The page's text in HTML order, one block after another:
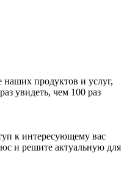
наших продуктов и услуг,
увидеть, чем 100 раз
к интересующему вас
и решите актуальную для